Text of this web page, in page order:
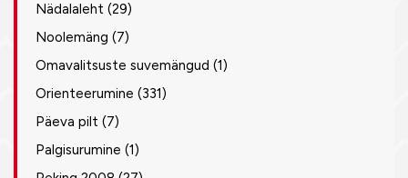
Nädalaleht (29)
Noolemäng (7)
Omavalitsuste suvemängud (1)
Orienteerumine (331)
Päeva pilt (7)
Palgisurumine (1)